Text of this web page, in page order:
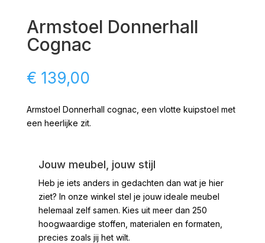
Armstoel Donnerhall
Cognac
€ 139,00
Armstoel Donnerhall cognac, een vlotte kuipstoel met
een heerlijke zit.
Jouw meubel, jouw stijl
Heb je iets anders in gedachten dan wat je hier
ziet? In onze winkel stel je jouw ideale meubel
helemaal zelf samen. Kies uit meer dan 250
hoogwaardige stoffen, materialen en formaten,
precies zoals jij het wilt.